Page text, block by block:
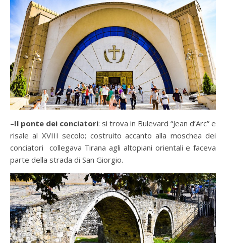
–Il ponte dei conciatori: si trova in Bulevard “Jean d’Arc” e
risale al XVIII secolo; costruito accanto alla moschea dei
conciatori collegava Tirana agli altopiani orientali e faceva
parte della strada di San Giorgio.